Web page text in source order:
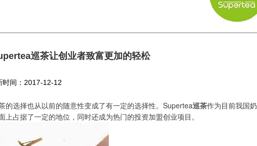
巡茶让创业者致富更加的轻松
时间：2017-12-12
选择也从以前的随意性变成了有一定的选择性。Supertea巡茶作为目前我国奶
占据了一定的地位，同时还成为热门的投资加盟创业项目。